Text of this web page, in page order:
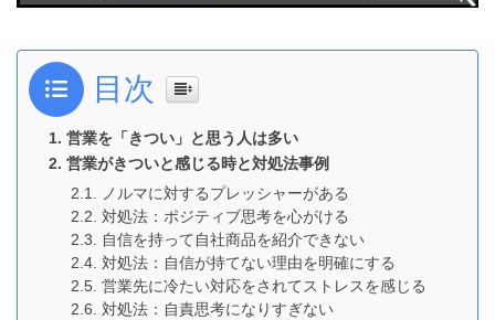
目次
営業を「きつい」と思う人は多い
営業がきついと感じる時と対処法事例
ノルマに対するプレッシャーがある
対処法：ポジティブ思考を心がける
自信を持って自社商品を紹介できない
対処法：自信が持てない理由を明確にする
営業先に冷たい対応をされてストレスを感じる
対処法：自責思考になりすぎない